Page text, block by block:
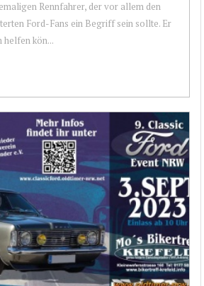
Rennfahrer, der vor allem den
Ford-Fans ein Begriff sein sollte. Er
helfen kön...